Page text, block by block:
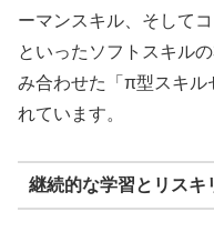
ーマンスキル、そして
といったソフトスキル
み合わせた「π型スキル
れています。
継続的な学習とリスキ